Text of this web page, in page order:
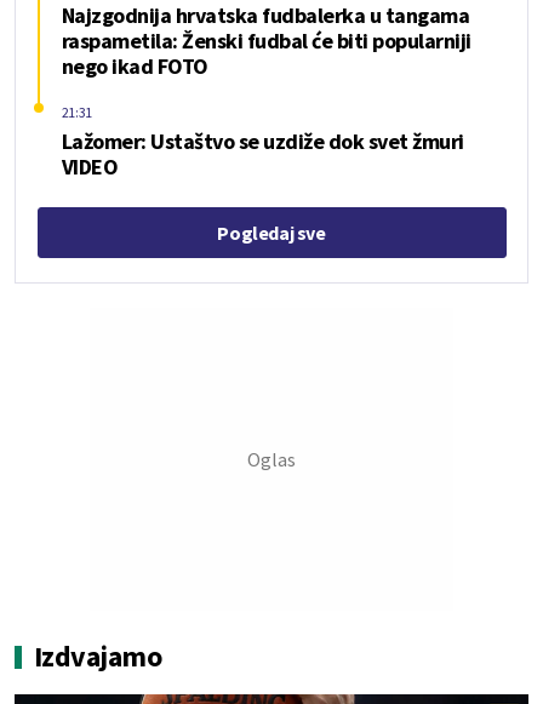
Najzgodnija hrvatska fudbalerka u tangama
raspametila: Ženski fudbal će biti popularniji
nego ikad FOTO
Lažomer: Ustaštvo se uzdiže dok svet žmuri
VIDEO
21:31
Pogledaj sve
Izdvajamo